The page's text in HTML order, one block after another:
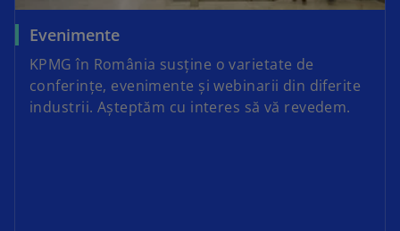
Evenimente
KPMG în România susține o varietate de
conferințe, evenimente și webinarii din diferite
industrii. Așteptăm cu interes să vă revedem.